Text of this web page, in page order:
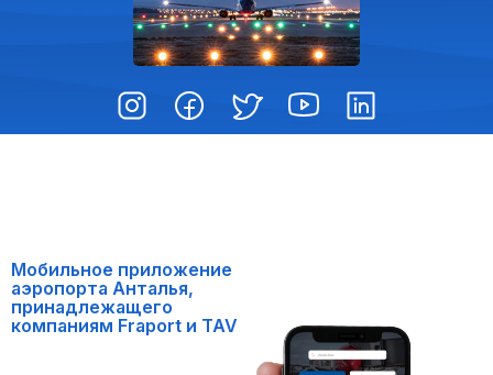
Мобильное приложение
аэропорта Анталья,
принадлежащего
компаниям Fraport и TAV